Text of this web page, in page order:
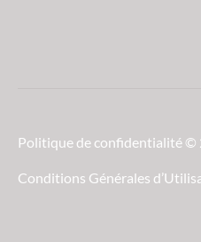
Politique de confidentialité ©
Conditions Générales